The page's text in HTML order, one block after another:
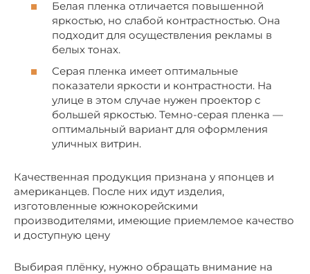
Белая пленка отличается повышенной
яркостью, но слабой контрастностью. Она
подходит для осуществления рекламы в
белых тонах.
Серая пленка имеет оптимальные
показатели яркости и контрастности. На
улице в этом случае нужен проектор с
большей яркостью. Темно-серая пленка —
оптимальный вариант для оформления
уличных витрин.
Качественная продукция признана у японцев и
американцев. После них идут изделия,
изготовленные южнокорейскими
производителями, имеющие приемлемое качество
и доступную цену
Выбирая плёнку, нужно обращать внимание на